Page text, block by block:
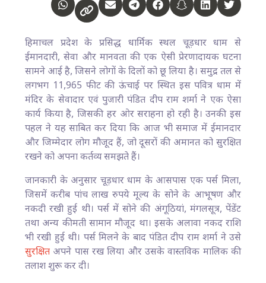
हिमाचल प्रदेश के प्रसिद्ध धार्मिक स्थल चूड़धार धाम से
ईमानदारी, सेवा और मानवता की एक ऐसी प्रेरणादायक घटना
सामने आई है, जिसने लोगों के दिलों को छू लिया है। समुद्र तल से
लगभग 11,965 फीट की ऊंचाई पर स्थित इस पवित्र धाम में
मंदिर के सेवादार एवं पुजारी पंडित दीप राम शर्मा ने एक ऐसा
कार्य किया है, जिसकी हर ओर सराहना हो रही है। उनकी इस
पहल ने यह साबित कर दिया कि आज भी समाज में ईमानदार
और जिम्मेदार लोग मौजूद हैं, जो दूसरों की अमानत को सुरक्षित
रखने को अपना कर्तव्य समझते हैं।
जानकारी के अनुसार चूड़धार धाम के आसपास एक पर्स मिला,
जिसमें करीब पांच लाख रुपये मूल्य के सोने के आभूषण और
नकदी रखी हुई थी। पर्स में सोने की अंगूठियां, मंगलसूत्र, पेंडेंट
तथा अन्य कीमती सामान मौजूद था। इसके अलावा नकद राशि
भी रखी हुई थी। पर्स मिलने के बाद पंडित दीप राम शर्मा ने उसे
सुरक्षित अपने पास रख लिया और उसके वास्तविक मालिक की
तलाश शुरू कर दी।